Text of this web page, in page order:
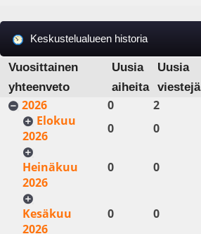
Keskustelualueen historia
Vuosittainen
yhteenveto
Uusia
aiheita
Uusia
viestejä
2026 0 2
Elokuu
2026
0 0
Heinäkuu
2026
0 0
Kesäkuu
2026
0 0